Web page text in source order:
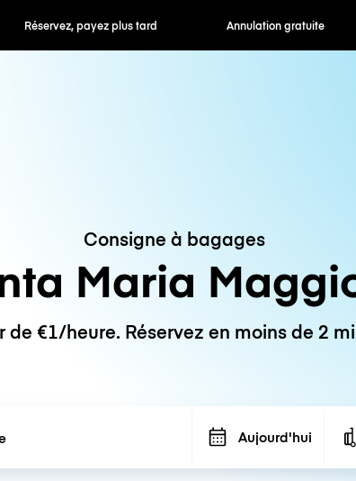
plus tard Annulation gratuite Tarifs
Consigne à bagages
Maria
de €1/heure. Réservez en moins de 2
Aujourd'hui